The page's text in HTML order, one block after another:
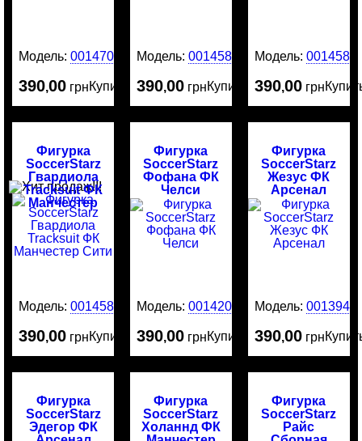
Модель:0014706
390,00 грнКупить
Модель:0014587
390,00 грнКупить
Модель: 0014586
390,00 грн
Фигурка
SoccerStarz
Гвардиола
Tracksuit ФК
Манчестер
Сити
Модель:0014585
390,00 грнКупить
Фигурка
SoccerStarz
Фофана ФК
Челси
Модель:0014204
390,00 грнКупить
Фигурка
SoccerStarz
Жезус ФК
Арсенал
Модель: 0013949
390,00 грн
Фигурка
SoccerStarz
Эдегор ФК
Фигурка
SoccerStarz
Холаннд ФК
Фигурка
SoccerStarz
Райс